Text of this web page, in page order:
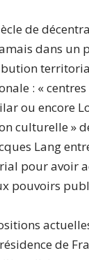
de
dans un
: «
ou encore
culturelle »
Lang
pour avoir
pouvoirs
de